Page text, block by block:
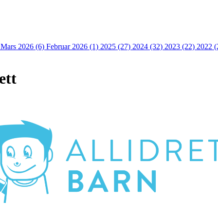
Mars 2026 (6) Februar 2026 (1) 2025 (27) 2024 (32) 2023 (22) 2022